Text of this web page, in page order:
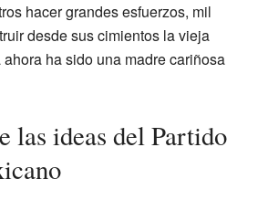
hacer grandes esfuerzos, mil
desde sus cimientos la vieja
ha sido una madre cariñosa
las ideas del Partido